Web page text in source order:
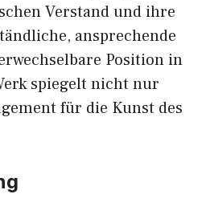
Verst⁠and​ und​ ihre
a⁠nspre‍ch‌e⁠nde
Positi​on in‍
spiegelt nicht nur
für di‍e Kunst des